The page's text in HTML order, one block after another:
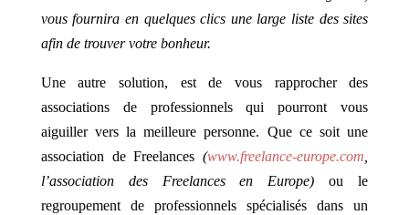
vous fournira en quelques clics une large liste des sites
afin de trouver votre bonheur.
Une autre solution, est de vous rapprocher des
associations de professionnels qui pourront vous
aiguiller vers la meilleure personne. Que ce soit une
association de Freelances(www.freelance-europe.com
l’association des Freelances en Europe) ou le
regroupement de professionnels spécialisés dans un